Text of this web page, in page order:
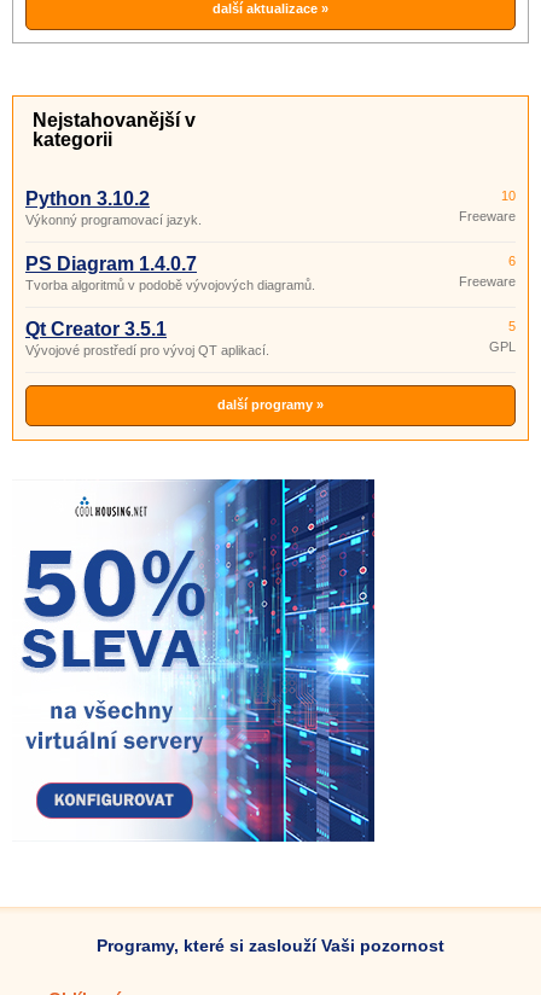
další aktualizace »
Nejstahovanější v
kategorii
Python 3.10.2
Výkonný programovací jazyk.
10
Freeware
PS Diagram 1.4.0.7
Tvorba algoritmů v podobě vývojových diagramů.
6
Freeware
Qt Creator 3.5.1
Vývojové prostředí pro vývoj QT aplikací.
5
GPL
další programy »
Programy, které si zaslouží Vaši pozornost